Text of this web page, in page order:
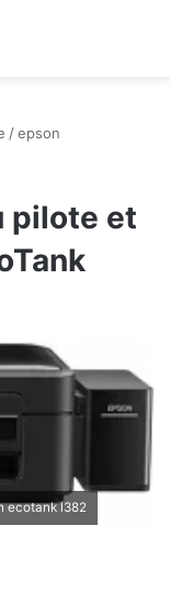
/epson
pilote et
ecotank l382